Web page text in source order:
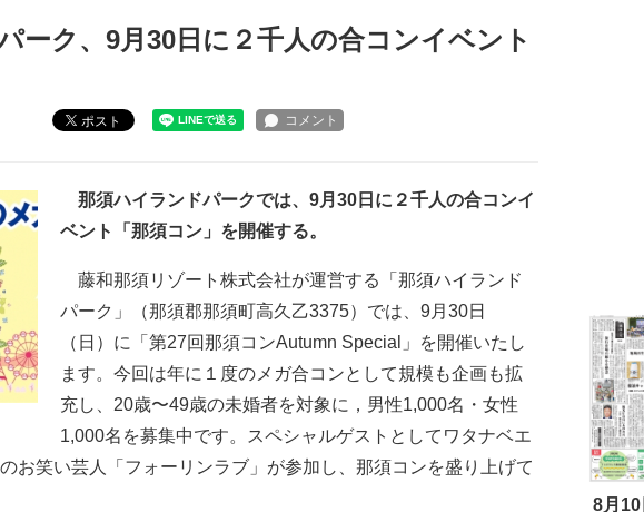
ーク、9月30日に２千人の合コンイベント
ポスト
那須ハイランドパークでは、9月30日に２千人の合コンイ
ベント「那須コン」を開催する。
藤和那須リゾート株式会社が運営する「那須ハイランド
パーク」（那須郡那須町高久乙3375）では、9月30日
（日）に「第27回那須コンAutumn Special」を開催いたし
ます。今回は年に１度のメガ合コンとして規模も企画も拡
充し、20歳〜49歳の未婚者を対象に，男性1,000名・女性
1,000名を募集中です。スペシャルゲストとしてワタナベエ
お笑い芸人「フォーリンラブ」が参加し、那須コンを盛り上げて
8月